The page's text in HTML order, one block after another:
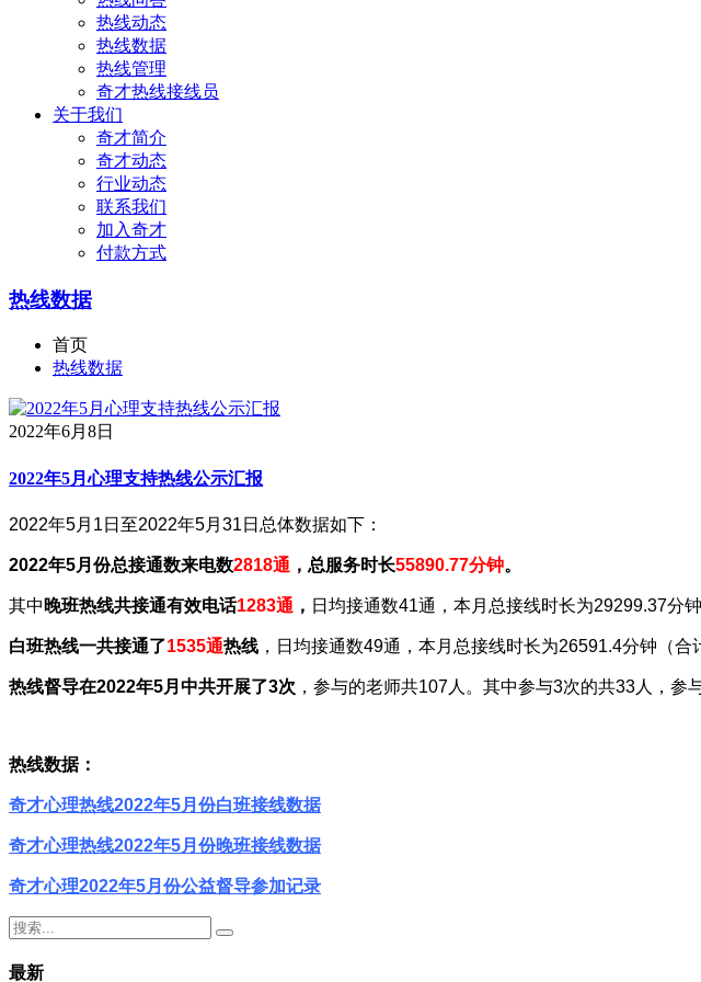
热线动态
热线数据
热线管理
奇才热线接线员
关于我们
奇才简介
奇才动态
行业动态
联系我们
加入奇才
付款方式
热线数据
首页
热线数据
2022年6月8日
2022年5月心理支持热线公示汇报
2022年5月1日至2022年5月31日总体数据如下：
2022年5月份总接通数来电数2818通 ，总服务时长55890.77分钟。
其中 晚班热线共接通有效电话1283通 ， 日均接通数41通，本月总接线时长为29299.37分
白班热线一共接通了1535通热线 ，日均接通数49通，本月总接线时长为26591.4分钟（
热线督导在2022年5月中共开展了3次 ，参与的老师共107人。其中参与3次的共33人，参
热线数据：
奇才心理热线2022年5月份白班接线数据
奇才心理热线2022年5月份晚班接线数据
奇才心理2022年5月份公益督导参加记录
最新